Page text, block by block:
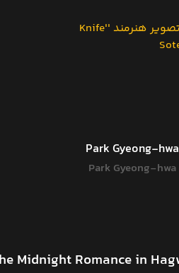
Park Gyeong-hwa
Park Gyeong-hwa